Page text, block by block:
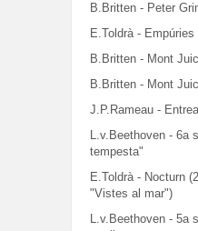
B.Britten - Peter
E.Toldrà -
B.Britten - Mont
B.Britten - Mont
J.P.Rameau -
L.v.Beethoven - 6a
tempesta"
E.Toldrà - Nocturn
"Vistes al mar")
L.v.Beethoven - 5a